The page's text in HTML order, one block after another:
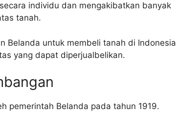
individu dan mengakibatkan banyak
tanah.
Belanda untuk membeli tanah di Indonesia
yang dapat diperjualbelikan.
pemerintah Belanda pada tahun 1919.